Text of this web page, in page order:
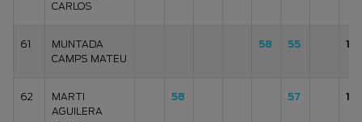
CARLOS
61
MUNTADA
CAMPS MATEU
58 55 113
62
MARTI
AGUILERA
58 57 115